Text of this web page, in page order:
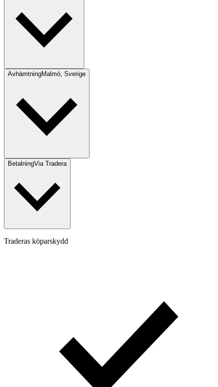
AvhämtningMalmö, Sverige
BetalningVia Tradera
Traderas köparskydd